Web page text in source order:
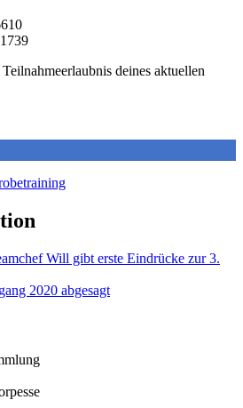
deines aktuellen
Will gibt erste Eindrücke zur 3.
2020 abgesagt